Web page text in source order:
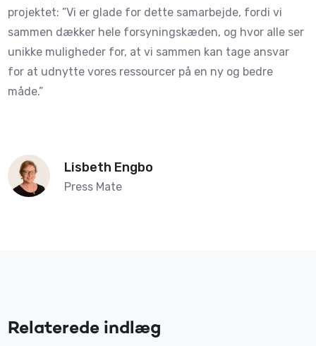
projektet: ”Vi er glade for dette samarbejde, fordi vi
sammen dækker hele forsyningskæden, og hvor alle ser
unikke muligheder for, at vi sammen kan tage ansvar
for at udnytte vores ressourcer på en ny og bedre
måde.”
Lisbeth Engbo
Press Mate
Relaterede indlæg